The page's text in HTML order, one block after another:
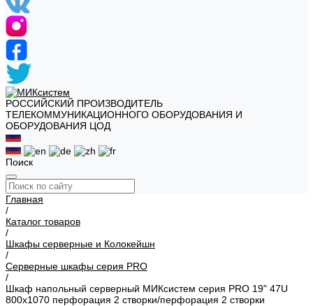
РОССИЙСКИЙ ПРОИЗВОДИТЕЛЬ
ТЕЛЕКОММУНИКАЦИОННОГО ОБОРУДОВАНИЯ И
ОБОРУДОВАНИЯ ЦОД
Поиск
Главная
/
Каталог товаров
/
Шкафы серверные и Колокейшн
/
Серверные шкафы серия PRO
/
Шкаф напольный серверный МИКсистем серия PRO 19" 47U
800x1070 перфорация 2 створки/перфорация 2 створки